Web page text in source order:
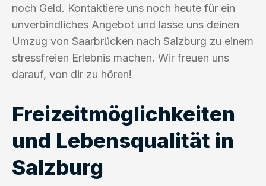
noch Geld. Kontaktiere uns noch heute für ein
unverbindliches Angebot und lasse uns deinen
Umzug von Saarbrücken nach Salzburg zu einem
stressfreien Erlebnis machen. Wir freuen uns
darauf, von dir zu hören!
Freizeitmöglichkeiten
und Lebensqualität in
Salzburg